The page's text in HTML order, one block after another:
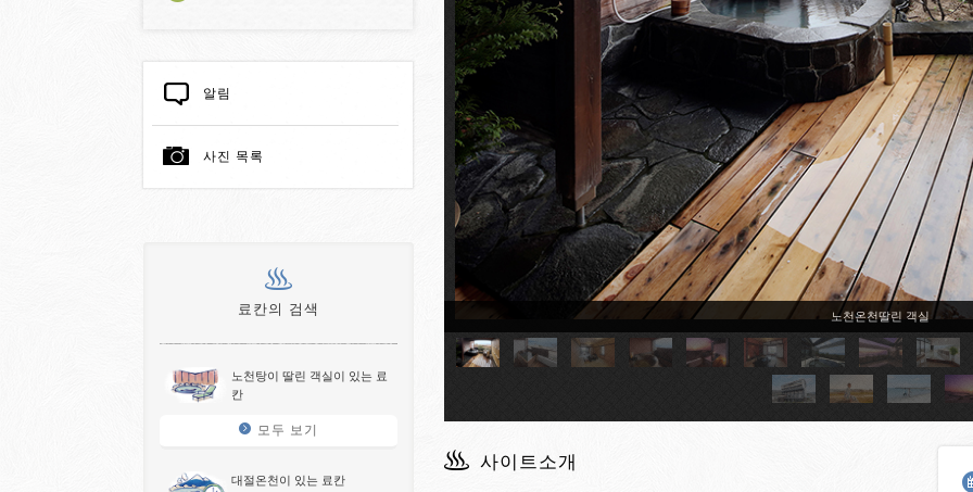
알림
사진 목록
료칸의 검색
노천탕이 딸린 객실이 있는 료
칸
모두 보기
대절온천이 있는 료칸
노천온천딸린 객실
사이트소개